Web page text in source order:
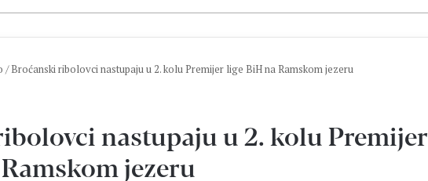
/ Broćanski ribolovci nastupaju u 2. kolu Premijer lige BiH na Ramskom jezeru
nastupaju u 2. kolu Premijer
jezeru